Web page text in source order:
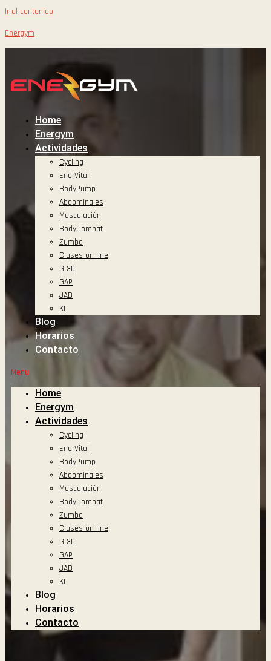
Ir al contenido
Energym
Home
Energym
Actividades
Cycling
EnerVital
BodyPump
Abdominales
Musculación
BodyCombat
Zumba
Clases on line
G 30
GAP
JAB
KI
Blog
Horarios
Contacto
Menu
Home
Energym
Actividades
Cycling
EnerVital
BodyPump
Abdominales
Musculación
BodyCombat
Zumba
Clases on line
G 30
GAP
JAB
KI
Blog
Horarios
Contacto